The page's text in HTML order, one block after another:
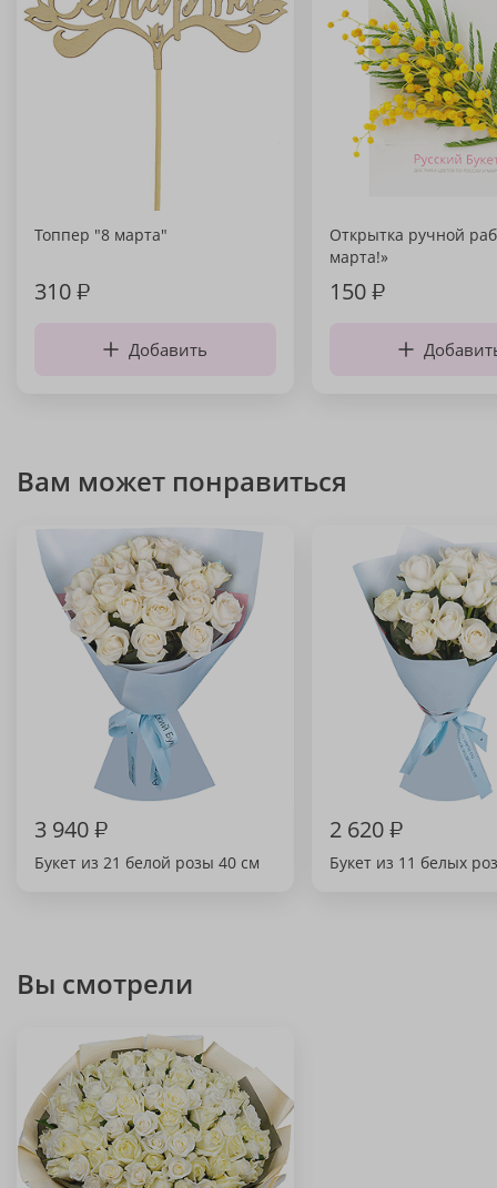
Топпер "8 марта"
310₽
Добавить
Открытка ручной
марта!»
150₽
Вам может понравиться
3 940₽
Букет из 21 белой розы 40 см
2 620₽
Букет из 11 белых
Вы смотрели